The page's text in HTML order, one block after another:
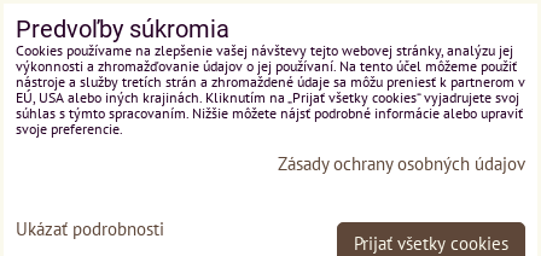
Predvoľby súkromia
Cookies používame na zlepšenie vašej návštevy tejto webovej stránky, analýzu jej
výkonnosti a zhromažďovanie údajov o jej používaní. Na tento účel môžeme použiť
nástroje a služby tretích strán a zhromaždené údaje sa môžu preniesť k partnerom v
EÚ, USA alebo iných krajinách. Kliknutím na „Prijať všetky cookies“ vyjadrujete svoj
súhlas s týmto spracovaním. Nižšie môžete nájsť podrobné informácie alebo upraviť
svoje preferencie.
Zásady ochrany osobných údajov
Ukázať podrobnosti
Prijať všetky cookies